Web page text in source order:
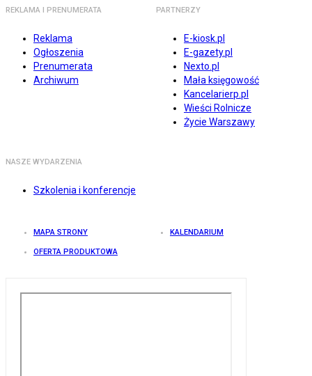
REKLAMA I PRENUMERATA
Reklama
Ogłoszenia
Prenumerata
Archiwum
PARTNERZY
E-kiosk.pl
E-gazety.pl
Nexto.pl
Mała księgowość
Kancelarierp.pl
Wieści Rolnicze
Życie Warszawy
NASZE WYDARZENIA
Szkolenia i konferencje
MAPA STRONY KALENDARIUM
OFERTA PRODUKTOWA